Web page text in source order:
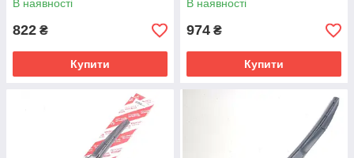
В наявності
822 ₴
Купити
В наявності
974 ₴
Купити